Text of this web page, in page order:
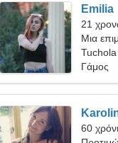
Emilia
21
Μια
Tuchola
Γάμος
60